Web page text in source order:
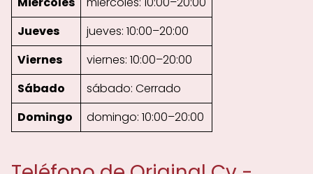
Jueves
jueves: 10:00–20:00
Viernes
viernes: 10:00–20:00
Sábado
sábado: Cerrado
Domingo
domingo: 10:00–20:00